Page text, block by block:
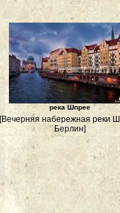
река Шпрее
[Вечерняя набережная реки
Берлин]